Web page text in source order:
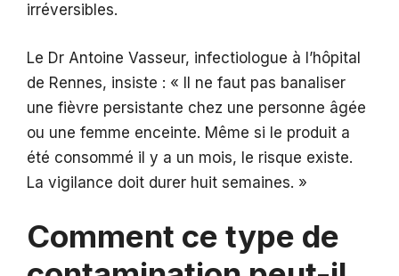
irréversibles.
Le Dr Antoine Vasseur, infectiologue à l’hôpital
de Rennes, insiste : « Il ne faut pas banaliser
une fièvre persistante chez une personne âgée
ou une femme enceinte. Même si le produit a
été consommé il y a un mois, le risque existe.
La vigilance doit durer huit semaines. »
Comment ce type de